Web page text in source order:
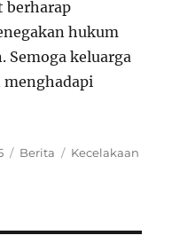
berharap
hukum
Semoga keluarga
Categories
Berita Tags
Kecelakaan